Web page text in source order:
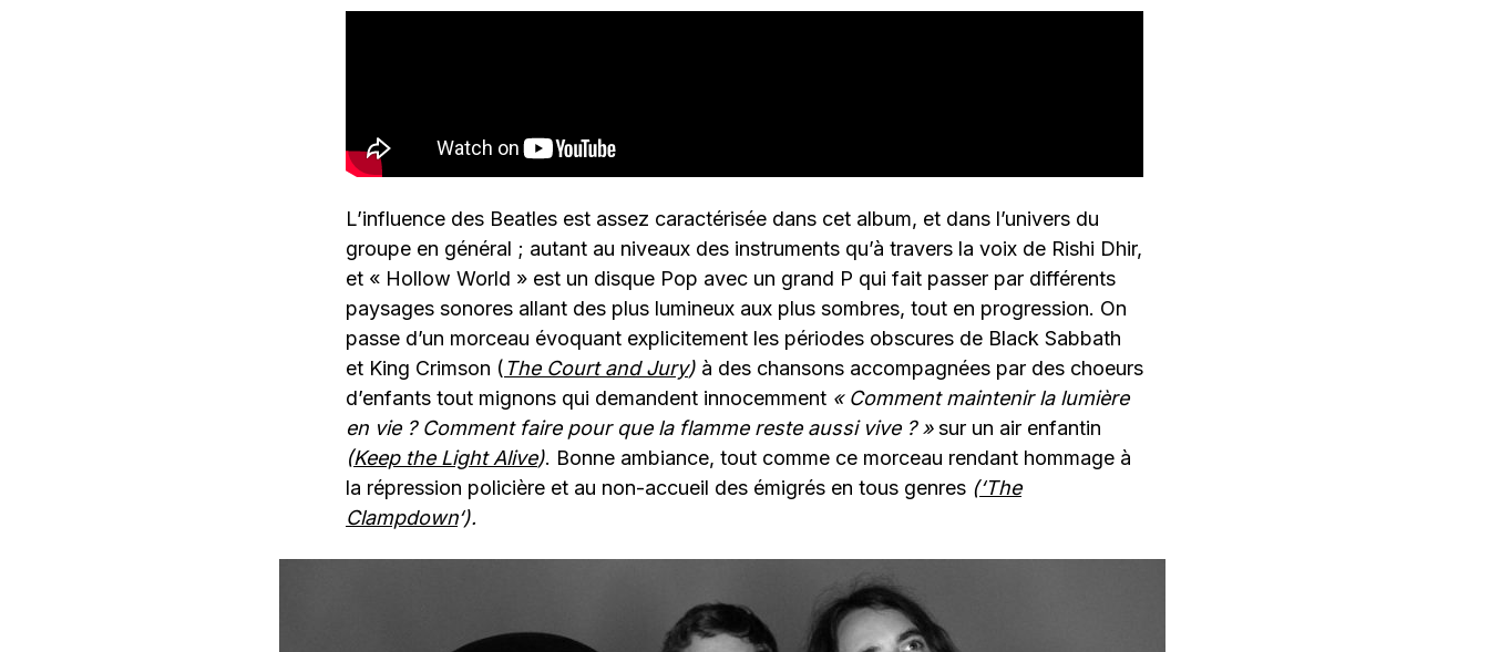
L’influence des Beatles est assez caractérisée dans cet album, et dans l’univers du
groupe en général ; autant au niveaux des instruments qu’à travers la voix de Rishi Dhir,
et « Hollow World » est un disque Pop avec un grand P qui fait passer par différents
paysages sonores allant des plus lumineux aux plus sombres, tout en progression. On
passe d’un morceau évoquant explicitement les périodes obscures de Black Sabbath
et King Crimson ( The Court and Jury) à des chansons accompagnées par des choeurs
d’enfants tout mignons qui demandent innocemment « Comment maintenir la lumière
en vie ? Comment faire pour que la flamme reste aussi vive ? »sur un air enfantin
(Keep the Light Alive). Bonne ambiance, tout comme ce morceau rendant hommage à
la répression policière et au non-accueil des émigrés en tous genres (‘The
Clampdown‘).